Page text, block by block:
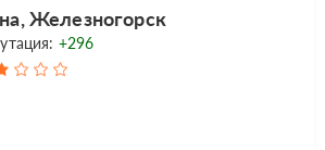
Железногорск
+296